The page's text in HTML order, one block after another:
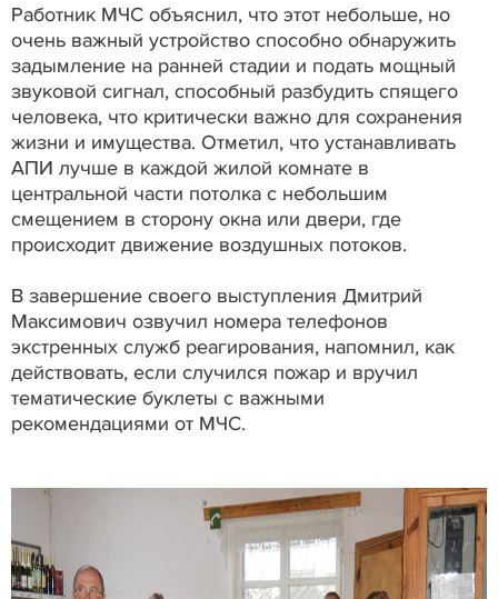
Работник МЧС объяснил, что этот небольше, но
очень важный устройство способно обнаружить
задымление на ранней стадии и подать мощный
звуковой сигнал, способный разбудить спящего
человека, что критически важно для сохранения
жизни и имущества. Отметил, что устанавливать
АПИ лучше в каждой жилой комнате в
центральной части потолка с небольшим
смещением в сторону окна или двери, где
происходит движение воздушных потоков.
В завершение своего выступления Дмитрий
Максимович озвучил номера телефонов
экстренных служб реагирования, напомнил, как
действовать, если случился пожар и вручил
тематические буклеты с важными
рекомендациями от МЧС.